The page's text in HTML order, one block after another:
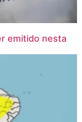
emitido nesta